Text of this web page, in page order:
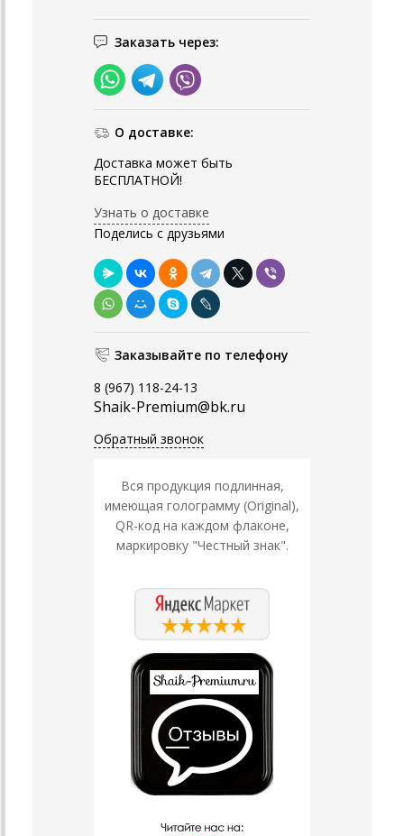
Заказать через:
О доставке:
Доставка может быть
БЕСПЛАТНОЙ!
Узнать о доставке
Поделись с друзьями
Заказывайте по телефону
8 (967) 118-24-13
Shaik-Premium@bk.ru
Обратный звонок
Вся продукция подлинная,
имеющая голограмму (Original),
QR-код на каждом флаконе,
маркировку "Честный знак".